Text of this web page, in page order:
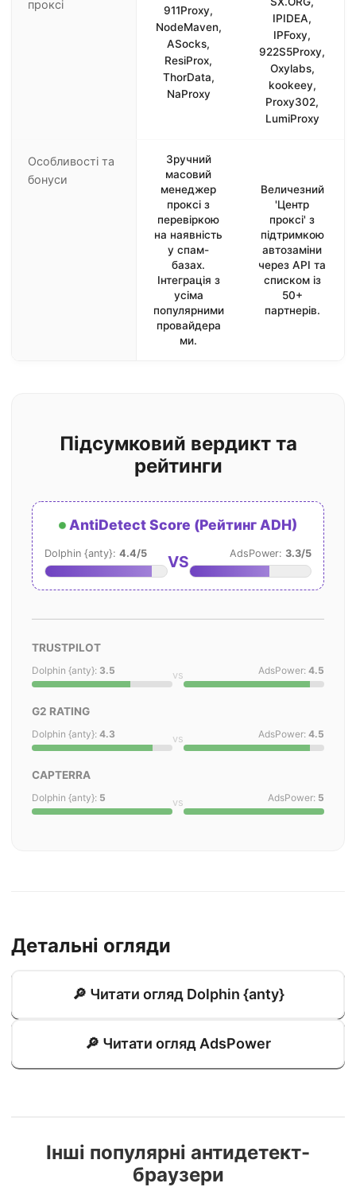
проксі
911Proxy,
NodeMaven,
ASocks,
ResiProx,
ThorData,
NaProxy
IPIDEA,
IPFoxy,
922S5Proxy,
Oxylabs,
kookeey,
Proxy302,
LumiProxy
Особливості та
бонуси
Зручний
масовий
менеджер
проксі з
перевіркою
на наявність
у спам-
базах.
Інтеграція з
усіма
популярними
провайдера
ми.
Величезний
'Центр
проксі' з
підтримкою
автозаміни
через API та
списком із
50+
партнерів.
Підсумковий вердикт та
рейтинги
AntiDetect Score (Рейтинг ADH)
Dolphin {anty}: 4.4/5 VS AdsPower: 3.3/5
TRUSTPILOT
Dolphin {anty}: 3.5 vs AdsPower: 4.5
G2 RATING
Dolphin {anty}: 4.3 vs AdsPower: 4.5
CAPTERRA
Dolphin {anty}: 5 vs AdsPower: 5
Детальні огляди
🔎 Читати огляд Dolphin {anty}
🔎 Читати огляд AdsPower
Інші популярні антидетект-
браузери